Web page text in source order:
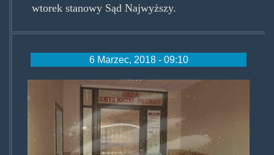
wtorek stanowy Sąd Najwyższy.
6 Marzec, 2018 - 09:10
ogp.jpg